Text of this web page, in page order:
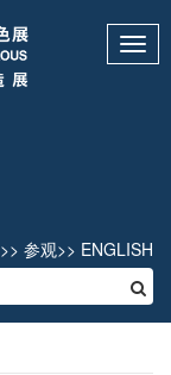
>> 参观>> ENGLISH